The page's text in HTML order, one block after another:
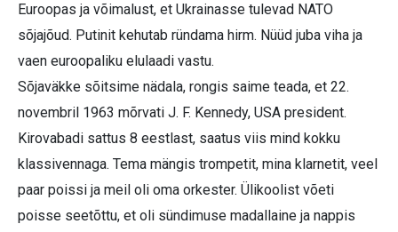
Euroopas ja võimalust, et Ukrainasse tulevad NATO
sõjajõud. Putinit kehutab ründama hirm. Nüüd juba viha ja
vaen euroopaliku elulaadi vastu.
Sõjaväkke sõitsime nädala, rongis saime teada, et 22.
novembril 1963 mõrvati J. F. Kennedy, USA president.
Kirovabadi sattus 8 eestlast, saatus viis mind kokku
klassivennaga. Tema mängis trompetit, mina klarnetit, veel
paar poissi ja meil oli oma orkester. Ülikoolist võeti
poisse seetõttu, et oli sündimuse madallaine ja nappis